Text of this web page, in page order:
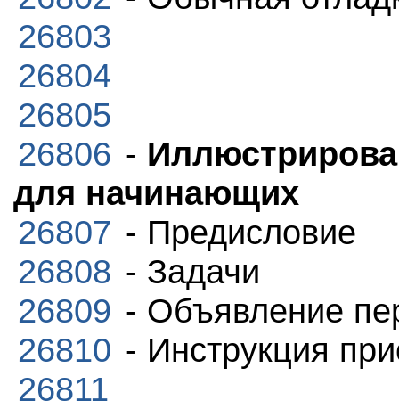
26803
26804
26805
26806 -
для начинающих
26807 - Предисловие
26808 - Задачи
26809 - Объявление
26810 - Инструкция
26811